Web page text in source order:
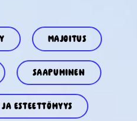
Majoitus
Saapuminen
esteettömyys